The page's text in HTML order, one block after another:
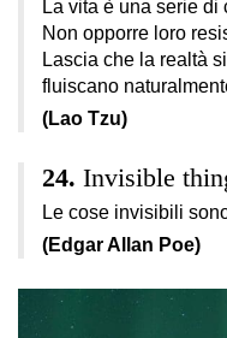
La vita è una serie
Non opporre loro
Lascia che la realtà
fluiscano
(Lao Tzu)
Invisible
Le cose invisibili
(Edgar Allan Poe)